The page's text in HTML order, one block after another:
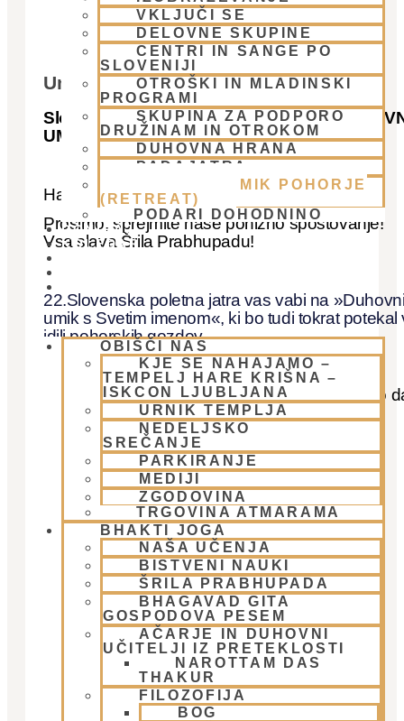
VKLJUČI SE
DELOVNE SKUPINE
CENTRI IN SANGE PO
SLOVENIJI
OTROŠKI IN MLADINSKI
PROGRAMI
SKUPINA ZA PODPORO
DRUŽINAM IN OTROKOM
DUHOVNA HRANA
PADAJATRA
DUHOVNI UMIK POHORJE
(RETREAT)
PODARI DOHODNINO
DONIRAJ
KOLEDAR
OBIŠČI NAS
KJE SE NAHAJAMO –
TEMPELJ HARE KRIŠNA –
ISKCON LJUBLJANA
URNIK TEMPLJA
NEDELJSKO
SREČANJE
PARKIRANJE
MEDIJI
ZGODOVINA
TRGOVINA ATMARAMA
BHAKTI JOGA
NAŠA UČENJA
BISTVENI NAUKI
ŠRILA PRABHUPADA
BHAGAVAD GITA
GOSPODOVA PESEM
AČARJE IN DUHOVNI
UČITELJI IZ PRETEKLOSTI
NAROTTAM DAS
THAKUR
FILOZOFIJA
BOG
Umik - Pohorje 2026
Slovenska Poletna Jatra vas vabi na
UMIK S SVETIM IMENOM – Pohorje 2026
Hare Krišna, dragi bhakte!
Prosimo, sprejmite naše ponižno spoštovanje!
Vsa slava Šrila Prabhupadu!
22.Slovenska poletna jatra vas vabi na
umik s Svetim imenom«, ki bo tudi tokrat potekal
idili pohorskih gozdov.
Pošiljamo vam samo osnovno informacijo tako
si lahko rezervirate dopust. Več podatkov in
možnost za prijavo pa v spodnjem članku.